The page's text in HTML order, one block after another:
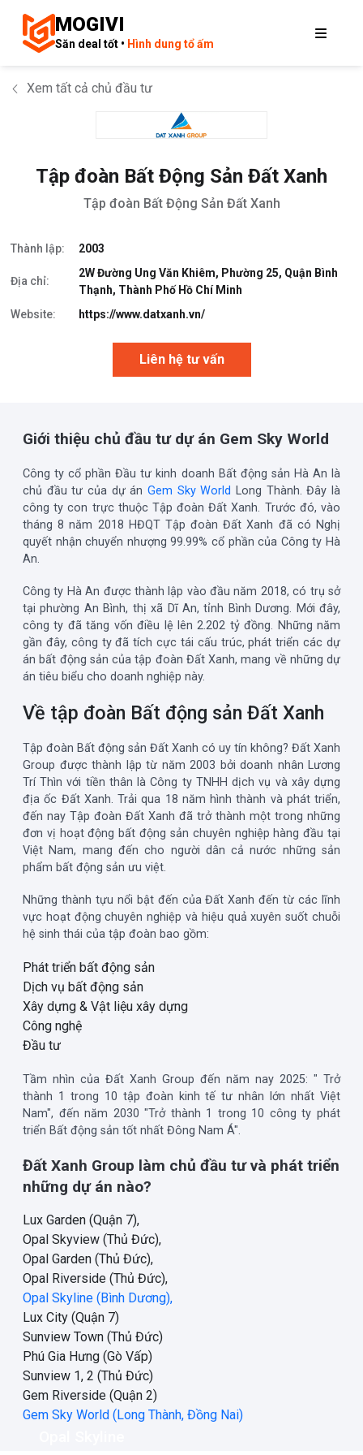
MOGIVI
Săn deal tốt • Hình dung tổ ấm
Xem tất cả chủ đầu tư
Tập đoàn Bất Động Sản Đất Xanh
Tập đoàn Bất Động Sản Đất Xanh
Thành lập: 2003
Địa chỉ:
2W Đường Ung Văn Khiêm, Phường 25, Quận Bình
Thạnh, Thành Phố Hồ Chí Minh
Website:
https://www.datxanh.vn/
Liên hệ tư vấn
Giới thiệu chủ đầu tư dự án Gem Sky World
Công ty cổ phần Đầu tư kinh doanh Bất động sản Hà An là
chủ đầu tư của dự án Gem Sky World Long Thành. Đây là
công ty con trực thuộc Tập đoàn Đất Xanh. Trước đó, vào
tháng 8 năm 2018 HĐQT Tập đoàn Đất Xanh đã có Nghị
quyết nhận chuyển nhượng 99.99% cổ phần của Công ty Hà
An.
Công ty Hà An được thành lập vào đầu năm 2018, có trụ sở
tại phường An Bình, thị xã Dĩ An, tỉnh Bình Dương. Mới đây,
công ty đã tăng vốn điều lệ lên 2.202 tỷ đồng. Những năm
gần đây, công ty đã tích cực tái cấu trúc, phát triển các dự
án bất động sản của tập đoàn Đất Xanh, mang về những dự
án tiêu biểu cho doanh nghiệp này.
Về tập đoàn Bất động sản Đất Xanh
Tập đoàn Bất động sản Đất Xanh có uy tín không? Đất Xanh
Group được thành lập từ năm 2003 bởi doanh nhân Lương
Trí Thìn với tiền thân là Công ty TNHH dịch vụ và xây dựng
địa ốc Đất Xanh. Trải qua 18 năm hình thành và phát triển,
đến nay Tập đoàn Đất Xanh đã trở thành một trong những
đơn vị hoạt động bất động sản chuyên nghiệp hàng đầu tại
Việt Nam, mang đến cho người dân cả nước những sản
phẩm bất động sản ưu việt.
Những thành tựu nổi bật đến của Đất Xanh đến từ các lĩnh
vực hoạt động chuyên nghiệp và hiệu quả xuyên suốt chuỗi
hệ sinh thái của tập đoàn bao gồm:
Phát triển bất động sản
Dịch vụ bất động sản
Xây dựng & Vật liệu xây dựng
Công nghệ
Đầu tư
Tầm nhìn của Đất Xanh Group đến năm nay 2025: " Trở
thành 1 trong 10 tập đoàn kinh tế tư nhân lớn nhất Việt
Nam", đến năm 2030 "Trở thành 1 trong 10 công ty phát
triển Bất động sản tốt nhất Đông Nam Á".
Đất Xanh Group làm chủ đầu tư và phát triển
những dự án nào?
Lux Garden (Quận 7),
Opal Skyview (Thủ Đức),
Opal Garden (Thủ Đức),
Opal Riverside (Thủ Đức),
Opal Skyline (Bình Dương),
Lux City (Quận 7)
Sunview Town (Thủ Đức)
Phú Gia Hưng (Gò Vấp)
Sunview 1, 2 (Thủ Đức)
Gem Riverside (Quận 2)
Gem Sky World (Long Thành, Đồng Nai)